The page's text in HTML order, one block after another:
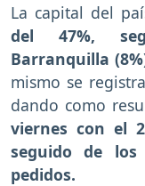
La capital del
del 47%,
Barranquilla
mismo se
dando como
viernes con el
seguido de
pedidos.